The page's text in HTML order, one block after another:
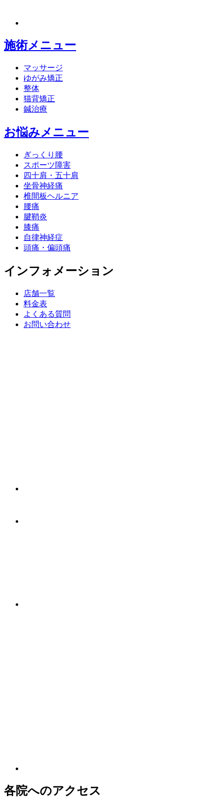
施術メニュー
マッサージ
ゆがみ矯正
整体
猫背矯正
鍼治療
お悩みメニュー
ぎっくり腰
スポーツ障害
四十肩・五十肩
坐骨神経痛
椎間板ヘルニア
腰痛
腱鞘炎
膝痛
自律神経症
頭痛・偏頭痛
インフォメーション
店舗一覧
料金表
よくある質問
お問い合わせ
各院へのアクセス